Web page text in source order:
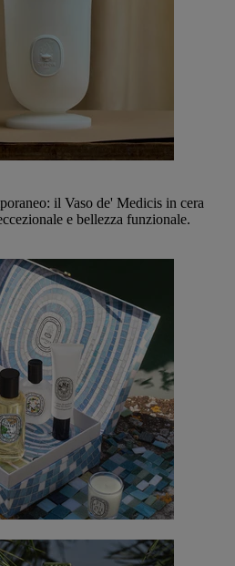
il Vaso de' Medicis in cera
e bellezza funzionale.